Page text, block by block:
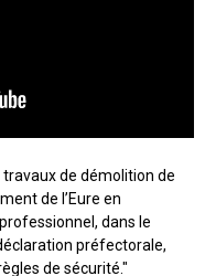
de démolition de
de l’Eure en
dans le
préfectorale,
de sécurité."